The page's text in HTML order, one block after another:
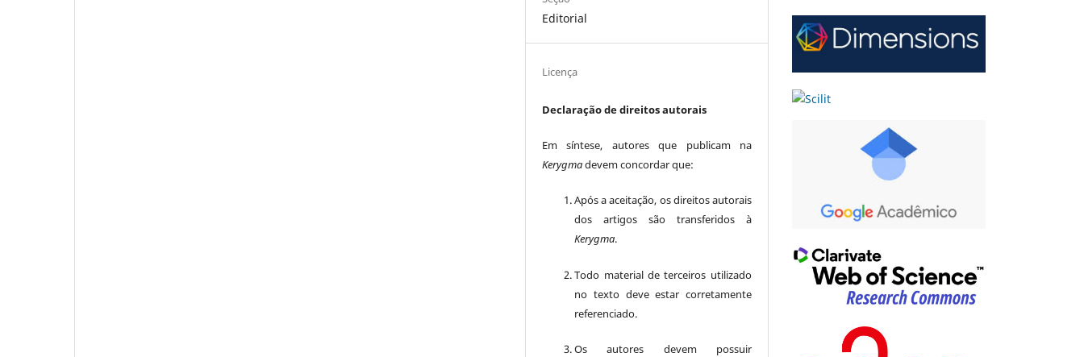
Editorial
Licença
Declaração de direitos autorais
Em síntese, autores que publicam na
Kerygmadevem concordar que:
Após a aceitação, os direitos autorais
dos artigos são transferidos à
Kerygma.
Todo material de terceiros utilizado
no texto deve estar corretamente
referenciado.
Os autores devem possuir